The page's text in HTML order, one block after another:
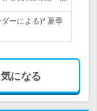
ーによる)* 夏季
気になる